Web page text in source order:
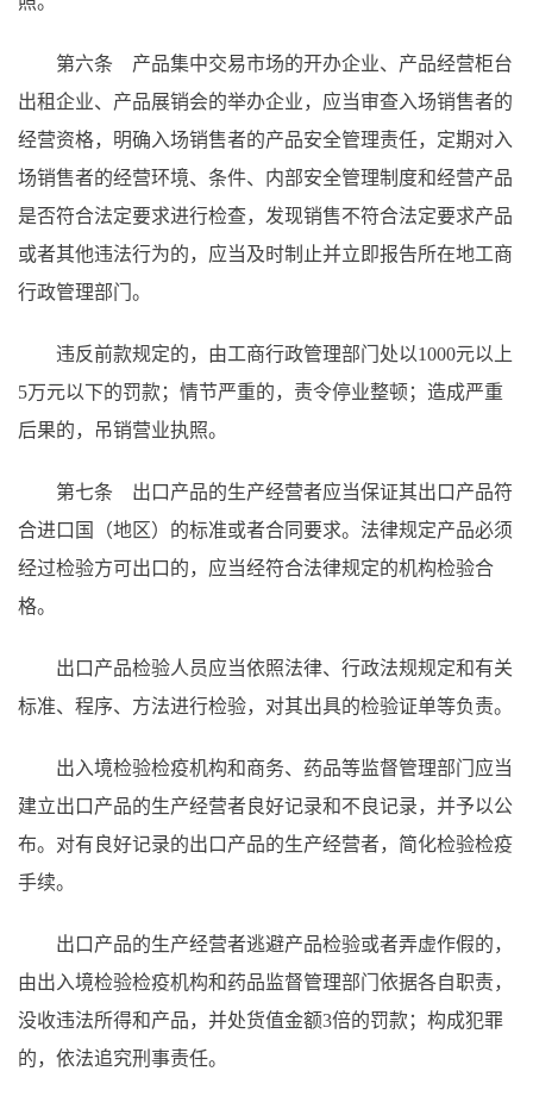
第六条 产品集中交易市场的开办企业、产品经营柜台
出租企业、产品展销会的举办企业，应当审查入场销售者的
经营资格，明确入场销售者的产品安全管理责任，定期对入
场销售者的经营环境、条件、内部安全管理制度和经营产品
是否符合法定要求进行检查，发现销售不符合法定要求产品
或者其他违法行为的，应当及时制止并立即报告所在地工商
行政管理部门。
违反前款规定的，由工商行政管理部门处以1000元以上
5万元以下的罚款；情节严重的，责令停业整顿；造成严重
后果的，吊销营业执照。
第七条 出口产品的生产经营者应当保证其出口产品符
合进口国（地区）的标准或者合同要求。法律规定产品必须
经过检验方可出口的，应当经符合法律规定的机构检验合
格。
出口产品检验人员应当依照法律、行政法规规定和有关
标准、程序、方法进行检验，对其出具的检验证单等负责。
出入境检验检疫机构和商务、药品等监督管理部门应当
建立出口产品的生产经营者良好记录和不良记录，并予以公
布。对有良好记录的出口产品的生产经营者，简化检验检疫
手续。
出口产品的生产经营者逃避产品检验或者弄虚作假的，
由出入境检验检疫机构和药品监督管理部门依据各自职责，
没收违法所得和产品，并处货值金额3倍的罚款；构成犯罪
的，依法追究刑事责任。